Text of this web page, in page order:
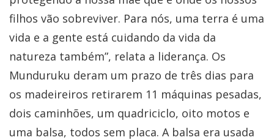
filhos vão sobreviver. Para nós, uma terra é uma
vida e a gente está cuidando da vida da
natureza também”, relata a liderança. Os
Munduruku deram um prazo de três dias para
os madeireiros retirarem 11 máquinas pesadas,
dois caminhões, um quadriciclo, oito motos e
uma balsa, todos sem placa. A balsa era usada